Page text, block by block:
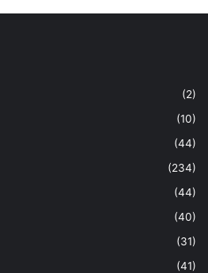
(2)
(10)
(44)
(234)
(44)
(40)
(31)
(41)